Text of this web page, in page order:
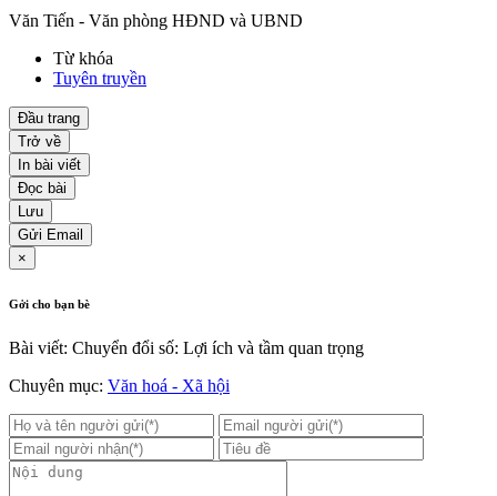
Văn Tiến - Văn phòng HĐND và UBND
Từ khóa
Tuyên truyền
Đầu trang
Trở về
In bài viết
Đọc bài
Lưu
Gửi Email
×
Gởi cho bạn bè
Bài viết: Chuyển đổi số: Lợi ích và tầm quan trọng
Chuyên mục: Văn hoá - Xã hội